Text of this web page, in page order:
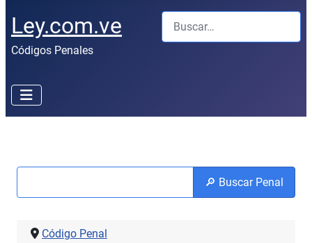
Ley.com.ve
Códigos Penales
Buscar
🔎 Buscar Penal
Código Penal